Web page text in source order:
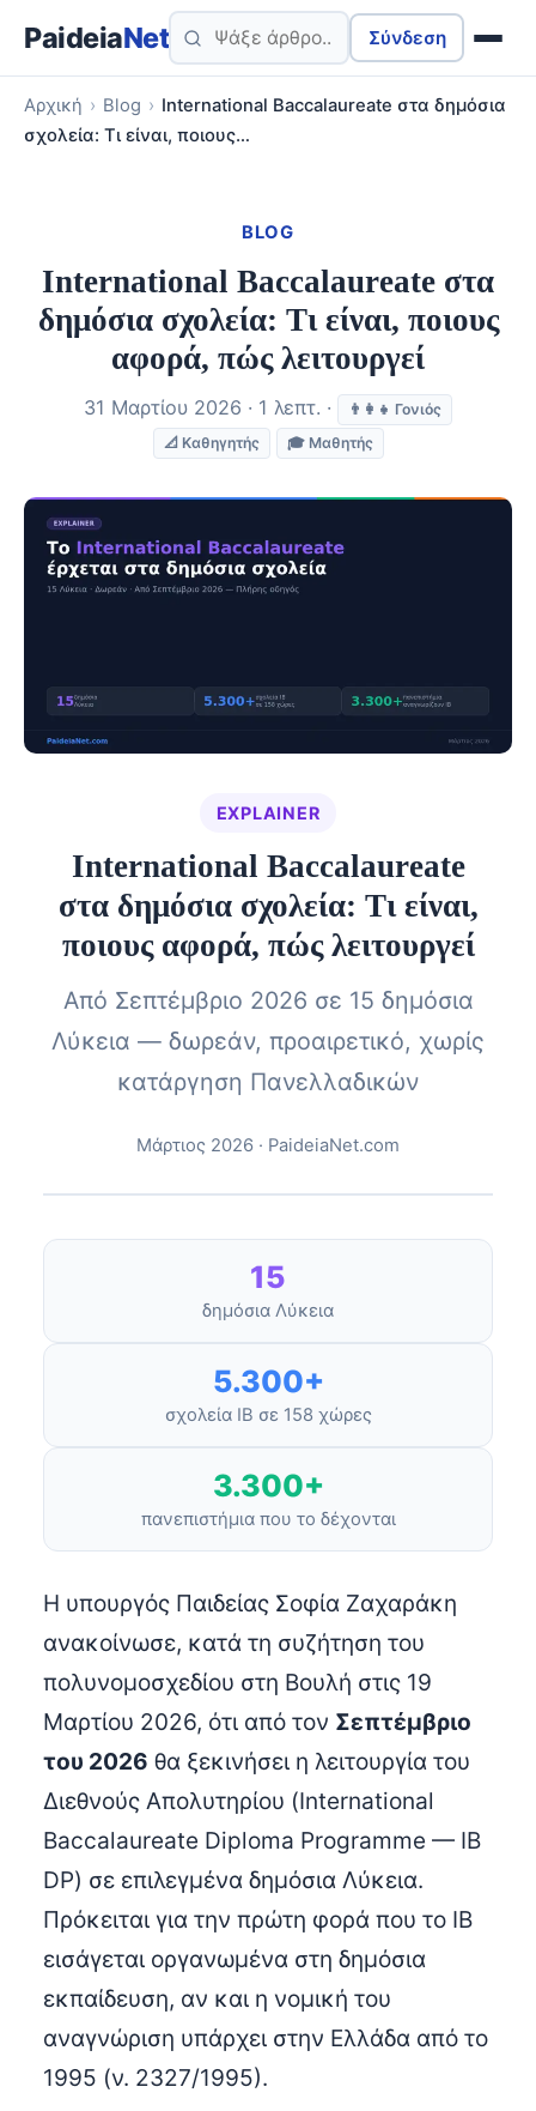
PaideiaNet Σύνδεση
Αρχική › Blog › International Baccalaureate στα δημόσια
σχολεία: Τι είναι, ποιους…
BLOG
International Baccalaureate στα
δημόσια σχολεία: Τι είναι, ποιους
αφορά, πώς λειτουργεί
31 Μαρτίου 2026 · 1 λεπτ. ·
👨‍👩‍👧 Γονιός
📐 Καθηγητής
🎓 Μαθητής
EXPLAINER
International Baccalaureate
στα δημόσια σχολεία: Τι είναι,
ποιους αφορά, πώς λειτουργεί
Από Σεπτέμβριο 2026 σε 15 δημόσια
Λύκεια — δωρεάν, προαιρετικό, χωρίς
κατάργηση Πανελλαδικών
Μάρτιος 2026 · PaideiaNet.com
15
δημόσια Λύκεια
5.300+
σχολεία IB σε 158 χώρες
3.300+
πανεπιστήμια που το δέχονται
Η υπουργός Παιδείας Σοφία Ζαχαράκη
ανακοίνωσε, κατά τη συζήτηση του
πολυνομοσχεδίου στη Βουλή στις 19
Μαρτίου 2026, ότι από τον Σεπτέμβριο
του 2026 θα ξεκινήσει η λειτουργία του
Διεθνούς Απολυτηρίου (International
Baccalaureate Diploma Programme — IB
DP) σε επιλεγμένα δημόσια Λύκεια.
Πρόκειται για την πρώτη φορά που το IB
εισάγεται οργανωμένα στη δημόσια
εκπαίδευση, αν και η νομική του
αναγνώριση υπάρχει στην Ελλάδα από το
1995 (ν. 2327/1995).